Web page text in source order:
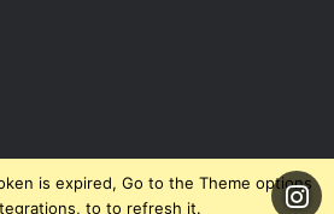
is expired, Go to the Theme options
to to refresh it.